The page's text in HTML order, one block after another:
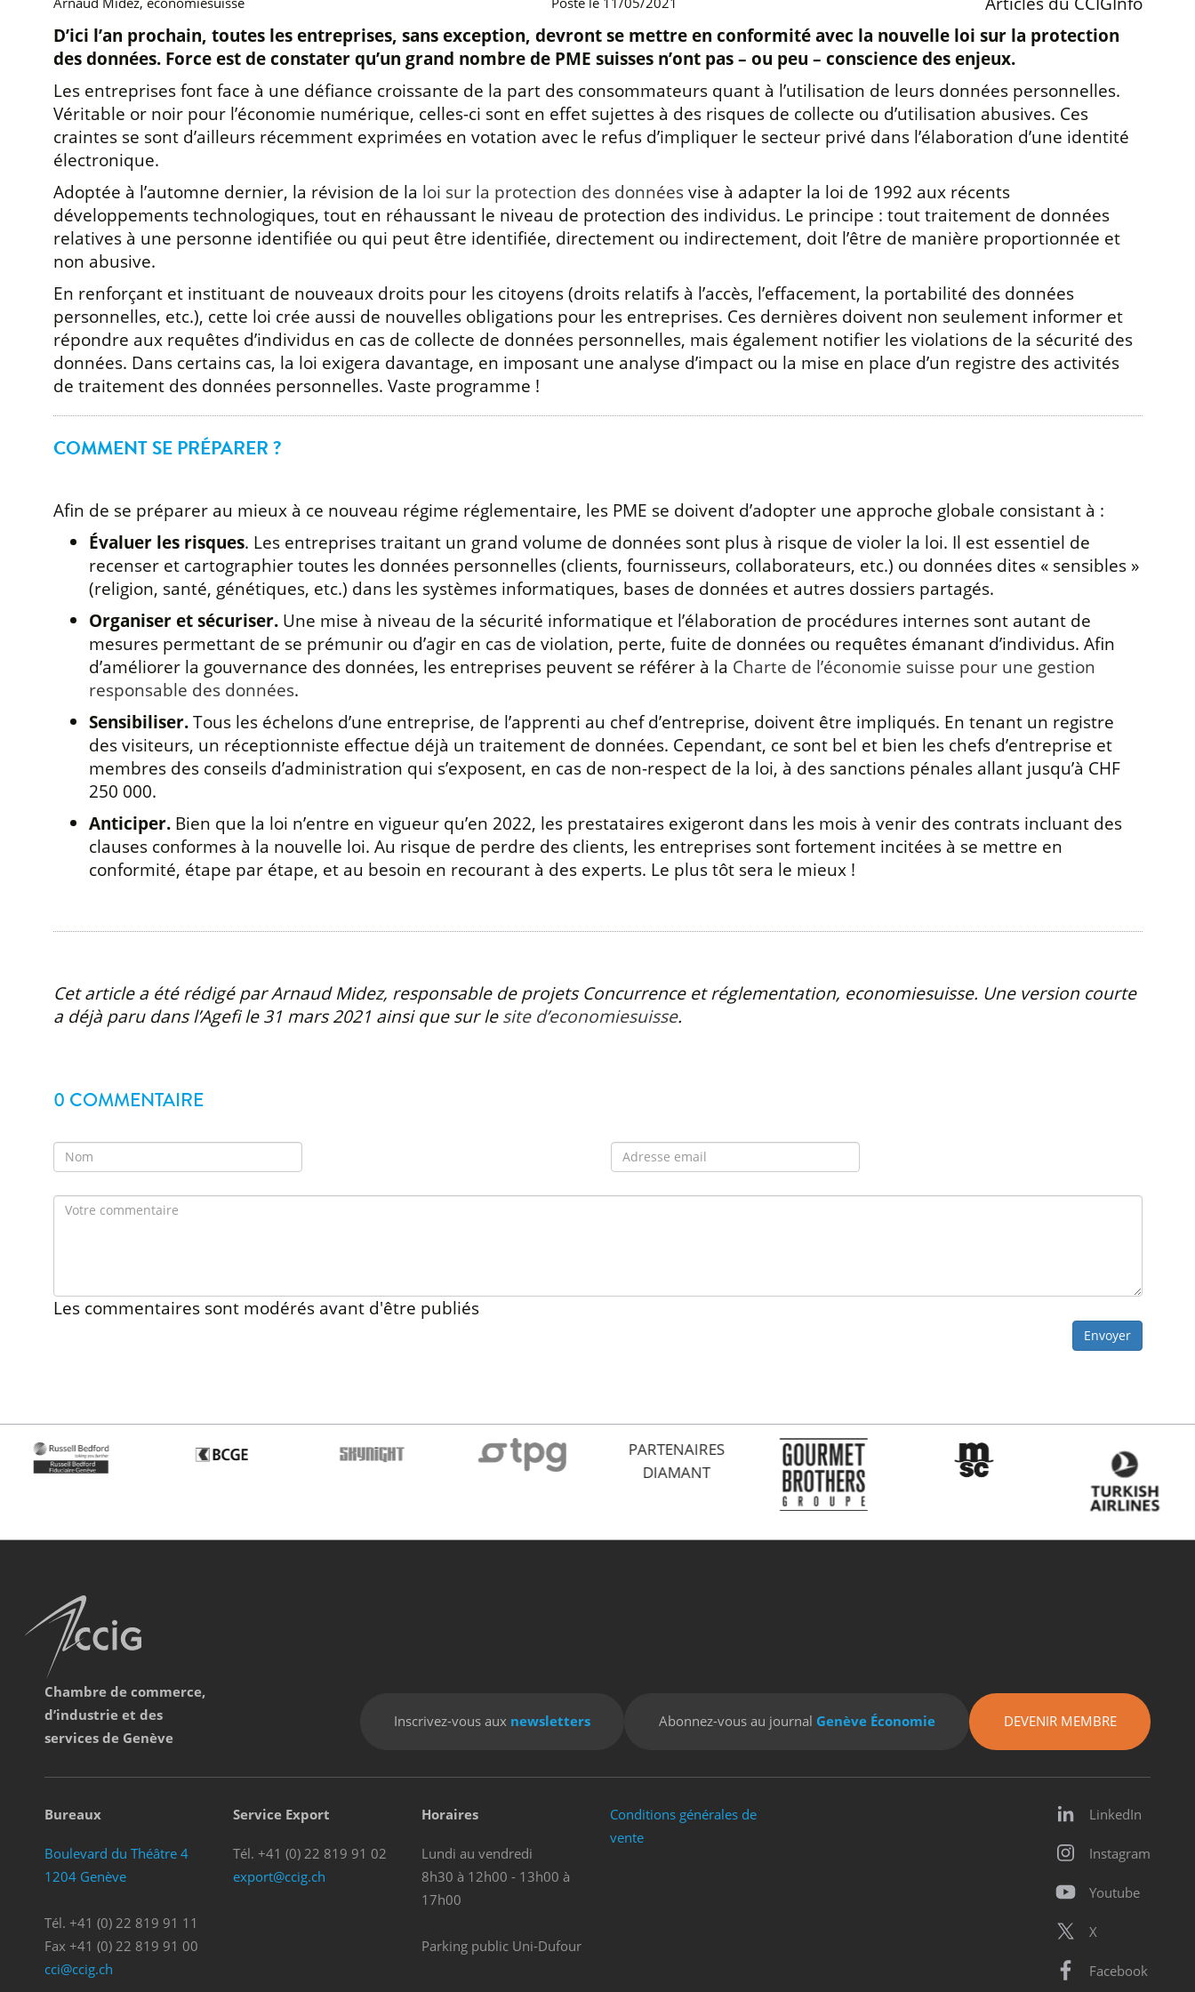
D’ici l’an prochain, toutes les entreprises, sans exception, devront se mettre en conformité avec la nouvelle loi sur la protection
des données. Force est de constater qu’un grand nombre de PME suisses n’ont pas– ou peu – conscience des enjeux.
Les entreprises font face à une défiance croissante de la part des consommateurs quant à l’utilisation de leurs données personnelles.
Véritable or noir pour l’économie numérique, celles-ci sont en effet sujettes à des risques de collecte ou d’utilisation abusives. Ces
craintes se sont d’ailleurs récemment exprimées en votation avec le refus d’impliquer le secteur privé dans l’élaboration d’une identité
électronique.
Adoptée à l’automne dernier, la révision de la loi sur la protection des donnéesvise à adapter la loi de 1992 aux récents
développements technologiques, tout en réhaussant le niveau de protection des individus. Le principe : tout traitement de données
relatives à une personne identifiée ou qui peut être identifiée, directement ou indirectement, doit l’être de manière proportionnée et
non abusive.
En renforçant et instituant de nouveaux droits pour les citoyens (droits relatifs à l’accès, l’effacement, la portabilité des données
personnelles, etc.), cette loi crée aussi de nouvelles obligations pour les entreprises. Ces dernières doivent non seulement informer et
répondre aux requêtes d’individus en cas de collecte de données personnelles, mais également notifier les violations de la sécurité des
données. Dans certains cas, la loi exigera davantage, en imposant une analyse d’impact ou la mise en place d’un registre des activités
de traitement des données personnelles. Vaste programme !
COMMENT SE PRÉPARER ?
Afin de se préparer au mieux à ce nouveau régime réglementaire, les PME se doivent d’adopter une approche globale consistant à :
Évaluer les risques. Les entreprises traitant un grand volume de données sont plus à risque de violer la loi. Il est essentiel de
recenser et cartographier toutes les données personnelles (clients, fournisseurs, collaborateurs, etc.) ou données dites « sensibles »
(religion, santé, génétiques, etc.) dans les systèmes informatiques, bases de données et autres dossiers partagés.
Organiser et sécuriser.Une mise à niveau de la sécurité informatique et l’élaboration de procédures internes sont autant de
mesures permettant de se prémunir ou d’agir en cas de violation, perte, fuite de données ou requêtes émanant d’individus. Afin
d’améliorer la gouvernance des données, les entreprises peuvent se référer à la Charte de l’économie suisse pour une gestion
responsable des données.
Sensibiliser.Tous les échelons d’une entreprise, de l’apprenti au chef d’entreprise, doivent être impliqués. En tenant un registre
des visiteurs, un réceptionniste effectue déjà un traitement de données. Cependant, ce sont bel et bien les chefs d’entreprise et
membres des conseils d’administration qui s’exposent, en cas de non-respect de la loi, à des sanctions pénales allant jusqu’à CHF
250 000.
Anticiper.Bien que la loi n’entre en vigueur qu’en 2022, les prestataires exigeront dans les mois à venir des contrats incluant des
clauses conformes à la nouvelle loi. Au risque de perdre des clients, les entreprises sont fortement incitées à se mettre en
conformité, étape par étape, et au besoin en recourant à des experts. Le plus tôt sera le mieux !
Cet article a été rédigé par Arnaud Midez, responsable de projets Concurrence et réglementation, economiesuisse. Une version courte
a déjà paru dans l’Agefi le 31 mars 2021 ainsi que sur lesite d’economiesuisse.
0 COMMENTAIRE
Les commentaires sont modérés avant d'être publiés
Envoyer
PARTENAIRES
DIAMANT
Chambre de commerce,
d’industrie et des
services de Genève
Inscrivez-vous aux newsletters Abonnez-vous au journal Genève Économie DEVENIR MEMBRE
Bureaux
Boulevard du Théâtre 4
1204 Genève
Tél. +41 (0) 22 819 91 11
Fax +41 (0) 22 819 91 00
cci@ccig.ch
Service Export
Tél. +41 (0) 22 819 91 02
export@ccig.ch
Horaires
Lundi au vendredi
8h30 à 12h00 - 13h00 à
17h00
Parking public Uni-Dufour
Conditions générales de
vente
LinkedIn
Instagram
Youtube
X
Facebook